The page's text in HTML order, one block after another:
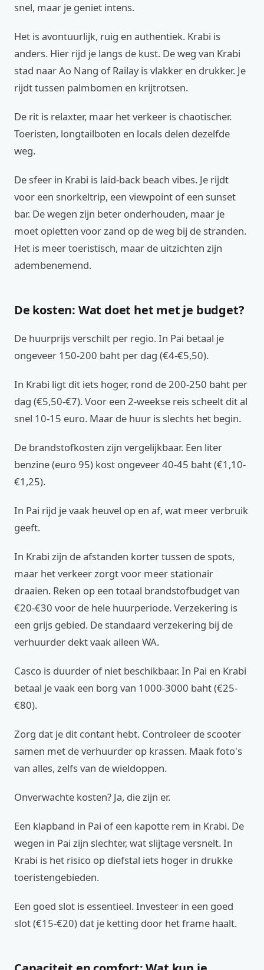
snel, maar je geniet intens.
Het is avontuurlijk, ruig en authentiek. Krabi is
anders. Hier rijd je langs de kust. De weg van Krabi
stad naar Ao Nang of Railay is vlakker en drukker. Je
rijdt tussen palmbomen en krijtrotsen.
De rit is relaxter, maar het verkeer is chaotischer.
Toeristen, longtailboten en locals delen dezelfde
weg.
De sfeer in Krabi is laid-back beach vibes. Je rijdt
voor een snorkeltrip, een viewpoint of een sunset
bar. De wegen zijn beter onderhouden, maar je
moet opletten voor zand op de weg bij de stranden.
Het is meer toeristisch, maar de uitzichten zijn
adembenemend.
De kosten: Wat doet het met je budget?
De huurprijs verschilt per regio. In Pai betaal je
ongeveer 150-200 baht per dag (€4-€5,50).
In Krabi ligt dit iets hoger, rond de 200-250 baht per
dag (€5,50-€7). Voor een 2-weekse reis scheelt dit al
snel 10-15 euro. Maar de huur is slechts het begin.
De brandstofkosten zijn vergelijkbaar. Een liter
benzine (euro 95) kost ongeveer 40-45 baht (€1,10-
€1,25).
In Pai rijd je vaak heuvel op en af, wat meer verbruik
geeft.
In Krabi zijn de afstanden korter tussen de spots,
maar het verkeer zorgt voor meer stationair
draaien. Reken op een totaal brandstofbudget van
€20-€30 voor de hele huurperiode. Verzekering is
een grijs gebied. De standaard verzekering bij de
verhuurder dekt vaak alleen WA.
Casco is duurder of niet beschikbaar. In Pai en Krabi
betaal je vaak een borg van 1000-3000 baht (€25-
€80).
Zorg dat je dit contant hebt. Controleer de scooter
samen met de verhuurder op krassen. Maak foto's
van alles, zelfs van de wieldoppen.
Onverwachte kosten? Ja, die zijn er.
Een klapband in Pai of een kapotte rem in Krabi. De
wegen in Pai zijn slechter, wat slijtage versnelt. In
Krabi is het risico op diefstal iets hoger in drukke
toeristengebieden.
Een goed slot is essentieel. Investeer in een goed
slot (€15-€20) dat je ketting door het frame haalt.